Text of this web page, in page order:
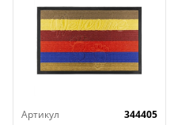
Артикул
344405